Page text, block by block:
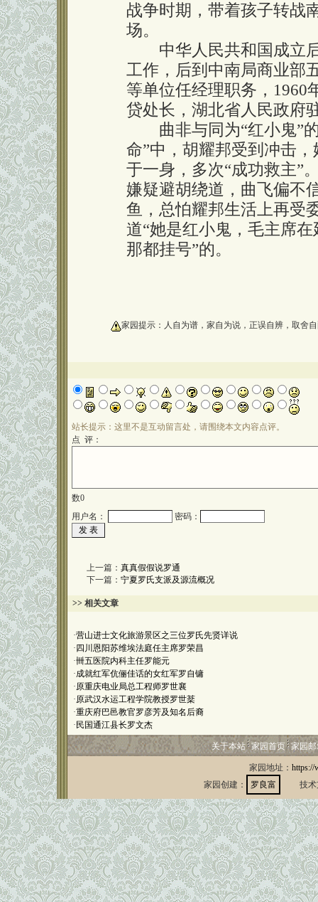
战争时期，带着孩子转战
场。
中华人民共和国成立后
工作，后到中南局商业部
等单位任经理职务，1960
贷处长，湖北省人民政府
曲非与同为“红小鬼”的
命”中，胡耀邦受到冲击
于一身，多次“成功救主”
嫌疑避胡绕道，曲飞偏不
鱼，总怕耀邦生活上再受
道“她是红小鬼，毛主席
那都挂号”的。
家园提示：人自为谱，家自为说，正误自辨，取舍
站长提示：这里不是互动留言处，请围绕本文内容点评。
点 评：
数0
用户名：
密码：
上一篇： 真真假假说罗通
下一篇： 宁夏罗氏支派及源流概况
>> 相关文章
·营山进士文化旅游景区之三位罗氏先贤详说
· 四川恩阳苏维埃法庭任主席罗荣昌
·卌五医院内科主任罗能元
·成就红军伉俪佳话的女红军罗自镛
·原重庆电业局总工程师罗世襄
·原武汉水运工程学院教授罗世棻
·重庆府巴邑教官罗彦芳及知名后裔
· 民国通江县长罗文杰
关于本站 家园首页 家园
家园地址： https://
家园创建：
罗良富 技术